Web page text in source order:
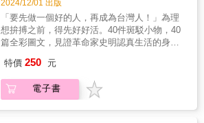
2024/12/01 出版
「要先做一個好的人，再成為台灣人！」為理
想拚搏之前，得先好好活。40件斑駁小物，40
篇全彩圖文，見證革命家史明認真生活的身
的革命家，是寫過一本磚頭般厚重的《台灣人
四百年史》的大作家，是一身牛仔衣、手捧一
桶炸雞在社運場合為年輕人加油打氣的歐吉
特價 250 元
電子書